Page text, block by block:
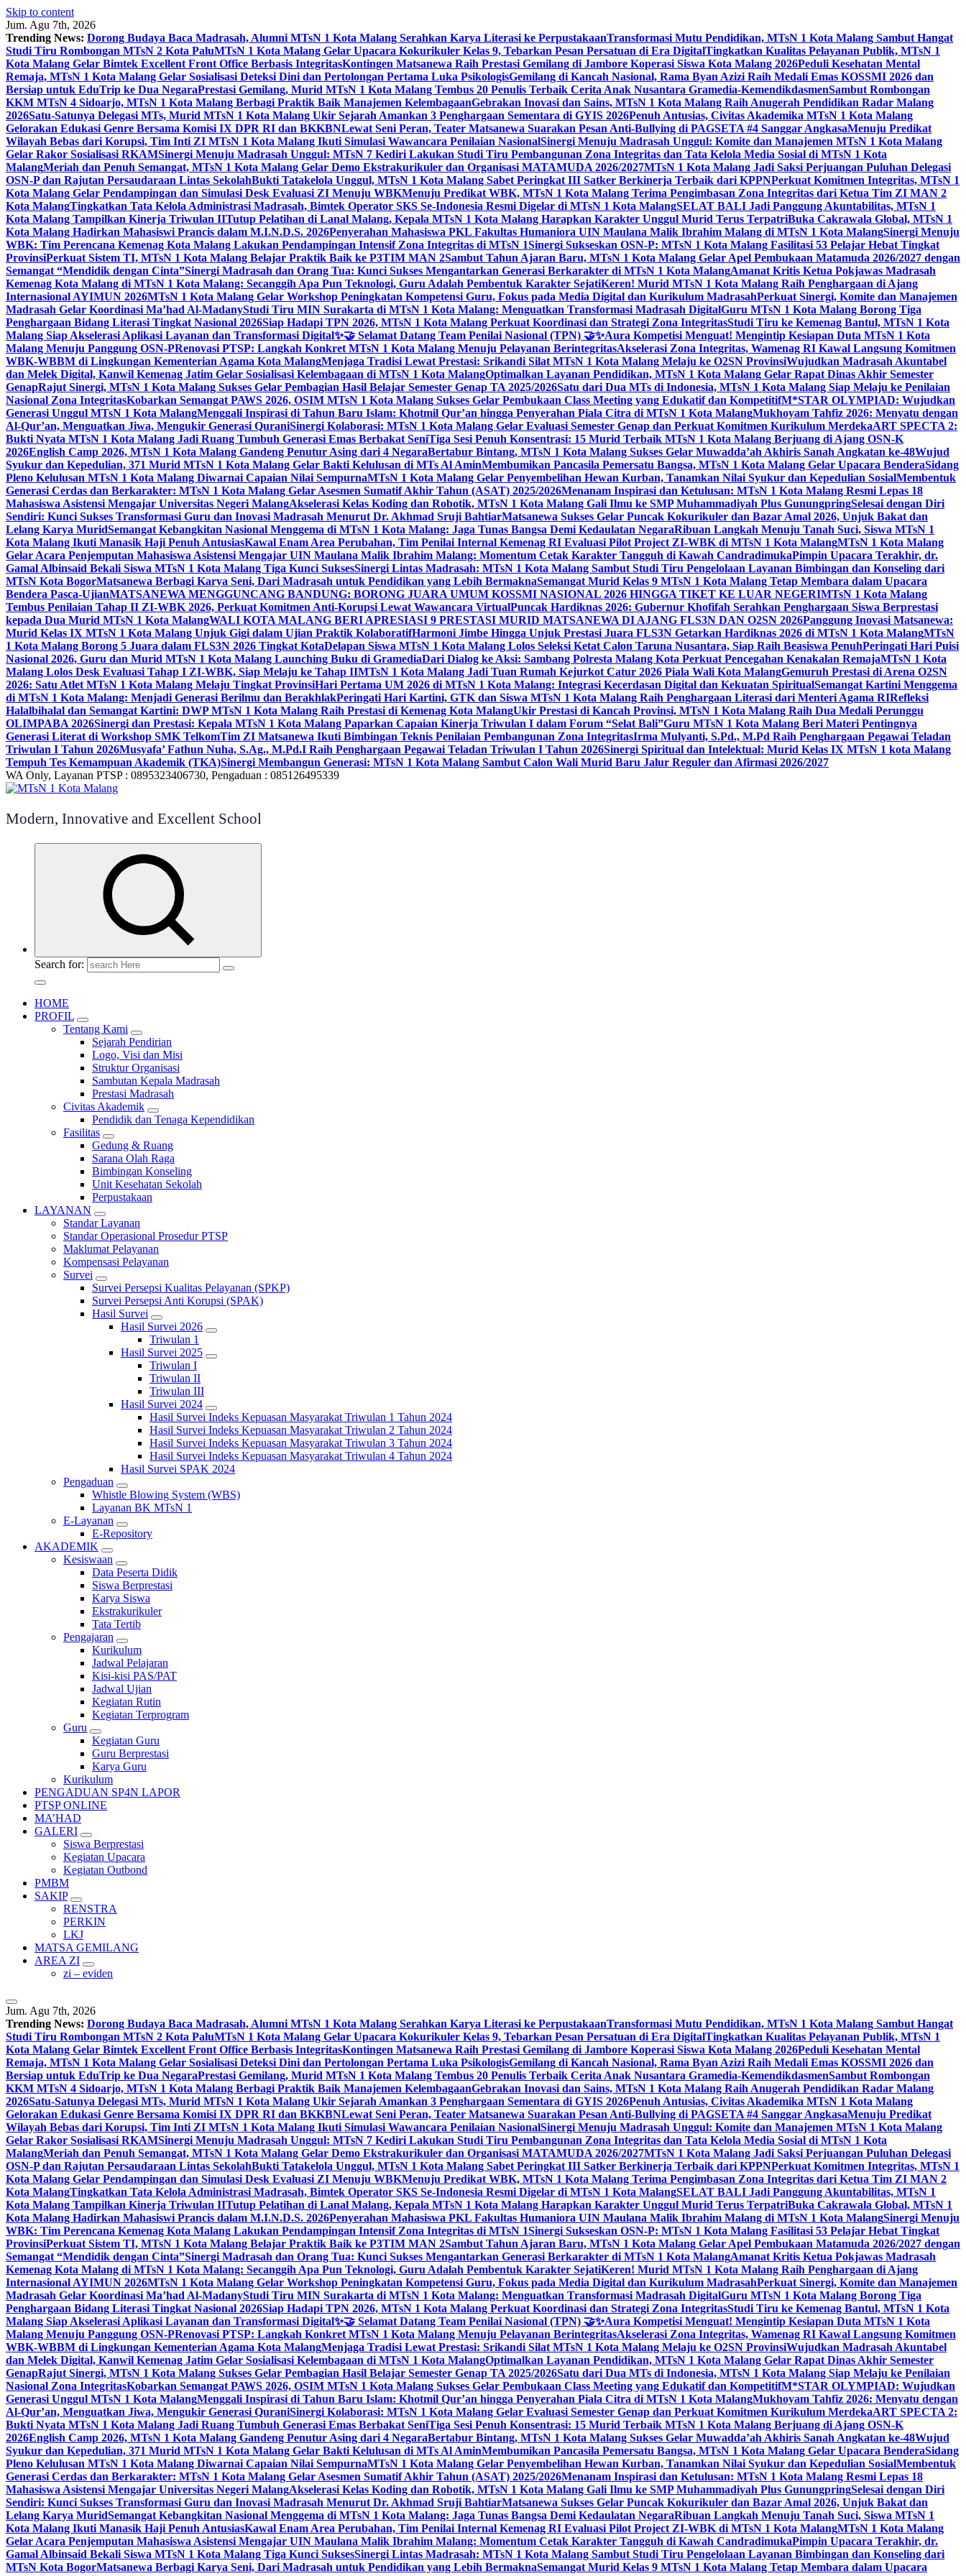
Skip to content
Jum. Agu 7th, 2026
Trending News: Dorong Budaya Baca Madrasah, Alumni MTsN 1 Kota Malang Serahkan Karya Literasi ke PerpustakaanTransformasi Mutu Pendidikan, MTsN 1 Kota Malang Sambut Hangat
Studi Tiru Rombongan MTsN 2 Kota PaluMTsN 1 Kota Malang Gelar Upacara Kokurikuler Kelas 9, Tebarkan Pesan Persatuan di Era DigitalTingkatkan Kualitas Pelayanan Publik, MTsN 1
Kota Malang Gelar Bimtek Excellent Front Office Berbasis IntegritasKontingen Matsanewa Raih Prestasi Gemilang di Jambore Koperasi Siswa Kota Malang 2026Peduli Kesehatan Mental
Remaja, MTsN 1 Kota Malang Gelar Sosialisasi Deteksi Dini dan Pertolongan Pertama Luka PsikologisGemilang di Kancah Nasional, Rama Byan Azizi Raih Medali Emas KOSSMI 2026 dan
Bersiap untuk EduTrip ke Dua NegaraPrestasi Gemilang, Murid MTsN 1 Kota Malang Tembus 20 Penulis Terbaik Cerita Anak Nusantara Gramedia-KemendikdasmenSambut Rombongan
KKM MTsN 4 Sidoarjo, MTsN 1 Kota Malang Berbagi Praktik Baik Manajemen KelembagaanGebrakan Inovasi dan Sains, MTsN 1 Kota Malang Raih Anugerah Pendidikan Radar Malang
2026Satu-Satunya Delegasi MTs, Murid MTsN 1 Kota Malang Ukir Sejarah Amankan 3 Penghargaan Sementara di GYIS 2026Penuh Antusias, Civitas Akademika MTsN 1 Kota Malang
Gelorakan Edukasi Genre Bersama Komisi IX DPR RI dan BKKBNLewat Seni Peran, Teater Matsanewa Suarakan Pesan Anti-Bullying di PAGSETA #4 Sanggar AngkasaMenuju Predikat
Wilayah Bebas dari Korupsi, Tim Inti ZI MTsN 1 Kota Malang Ikuti Simulasi Wawancara Penilaian NasionalSinergi Menuju Madrasah Unggul: Komite dan Manajemen MTsN 1 Kota Malang
Gelar Rakor Sosialisasi RKAMSinergi Menuju Madrasah Unggul: MTsN 7 Kediri Lakukan Studi Tiru Pembangunan Zona Integritas dan Tata Kelola Media Sosial di MTsN 1 Kota
MalangMeriah dan Penuh Semangat, MTsN 1 Kota Malang Gelar Demo Ekstrakurikuler dan Organisasi MATAMUDA 2026/2027MTsN 1 Kota Malang Jadi Saksi Perjuangan Puluhan Delegasi
OSN-P dan Rajutan Persaudaraan Lintas SekolahBukti Tatakelola Unggul, MTsN 1 Kota Malang Sabet Peringkat III Satker Berkinerja Terbaik dari KPPNPerkuat Komitmen Integritas, MTsN 1
Kota Malang Gelar Pendampingan dan Simulasi Desk Evaluasi ZI Menuju WBKMenuju Predikat WBK, MTsN 1 Kota Malang Terima Pengimbasan Zona Integritas dari Ketua Tim ZI MAN 2
Kota MalangTingkatkan Tata Kelola Administrasi Madrasah, Bimtek Operator SKS Se-Indonesia Resmi Digelar di MTsN 1 Kota MalangSELAT BALI Jadi Panggung Akuntabilitas, MTsN 1
Kota Malang Tampilkan Kinerja Triwulan IITutup Pelatihan di Lanal Malang, Kepala MTsN 1 Kota Malang Harapkan Karakter Unggul Murid Terus TerpatriBuka Cakrawala Global, MTsN 1
Kota Malang Hadirkan Mahasiswi Prancis dalam M.I.N.D.S. 2026Penyerahan Mahasiswa PKL Fakultas Humaniora UIN Maulana Malik Ibrahim Malang di MTsN 1 Kota MalangSinergi Menuju
WBK: Tim Perencana Kemenag Kota Malang Lakukan Pendampingan Intensif Zona Integritas di MTsN 1Sinergi Sukseskan OSN-P: MTsN 1 Kota Malang Fasilitasi 53 Pelajar Hebat Tingkat
ProvinsiPerkuat Sistem TI, MTsN 1 Kota Malang Belajar Praktik Baik ke P3TIM MAN 2Sambut Tahun Ajaran Baru, MTsN 1 Kota Malang Gelar Apel Pembukaan Matamuda 2026/2027 dengan
Semangat “Mendidik dengan Cinta”Sinergi Madrasah dan Orang Tua: Kunci Sukses Mengantarkan Generasi Berkarakter di MTsN 1 Kota MalangAmanat Kritis Ketua Pokjawas Madrasah
Kemenag Kota Malang di MTsN 1 Kota Malang: Secanggih Apa Pun Teknologi, Guru Adalah Pembentuk Karakter SejatiKeren! Murid MTsN 1 Kota Malang Raih Penghargaan di Ajang
Internasional AYIMUN 2026MTsN 1 Kota Malang Gelar Workshop Peningkatan Kompetensi Guru, Fokus pada Media Digital dan Kurikulum MadrasahPerkuat Sinergi, Komite dan Manajemen
Madrasah Gelar Koordinasi Ma’had Al-MadanyStudi Tiru MIN Surakarta di MTsN 1 Kota Malang: Menguatkan Transformasi Madrasah DigitalGuru MTsN 1 Kota Malang Borong Tiga
Penghargaan Bidang Literasi Tingkat Nasional 2026Siap Hadapi TPN 2026, MTsN 1 Kota Malang Perkuat Koordinasi dan Strategi Zona IntegritasStudi Tiru ke Kemenag Bantul, MTsN 1 Kota
Malang Siap Akselerasi Aplikasi Layanan dan Transformasi Digital✨🤝 Selamat Datang Team Penilai Nasional (TPN) 🤝✨Aura Kompetisi Menguat! Mengintip Kesiapan Duta MTsN 1 Kota
Malang Menuju Panggung OSN-PRenovasi PTSP: Langkah Konkret MTsN 1 Kota Malang Menuju Pelayanan BerintegritasAkselerasi Zona Integritas, Wamenag RI Kawal Langsung Komitmen
WBK-WBBM di Lingkungan Kementerian Agama Kota MalangMenjaga Tradisi Lewat Prestasi: Srikandi Silat MTsN 1 Kota Malang Melaju ke O2SN ProvinsiWujudkan Madrasah Akuntabel
dan Melek Digital, Kanwil Kemenag Jatim Gelar Sosialisasi Kelembagaan di MTsN 1 Kota MalangOptimalkan Layanan Pendidikan, MTsN 1 Kota Malang Gelar Rapat Dinas Akhir Semester
GenapRajut Sinergi, MTsN 1 Kota Malang Sukses Gelar Pembagian Hasil Belajar Semester Genap TA 2025/2026Satu dari Dua MTs di Indonesia, MTsN 1 Kota Malang Siap Melaju ke Penilaian
Nasional Zona IntegritasKobarkan Semangat PAWS 2026, OSIM MTsN 1 Kota Malang Sukses Gelar Pembukaan Class Meeting yang Edukatif dan KompetitifM*STAR OLYMPIAD: Wujudkan
Generasi Unggul MTsN 1 Kota MalangMenggali Inspirasi di Tahun Baru Islam: Khotmil Qur’an hingga Penyerahan Piala Citra di MTsN 1 Kota MalangMukhoyam Tahfiz 2026: Menyatu dengan
Al-Qur’an, Menguatkan Jiwa, Mengukir Generasi QuraniSinergi Kolaborasi: MTsN 1 Kota Malang Gelar Evaluasi Semester Genap dan Perkuat Komitmen Kurikulum MerdekaART SPECTA 2:
Bukti Nyata MTsN 1 Kota Malang Jadi Ruang Tumbuh Generasi Emas Berbakat SeniTiga Sesi Penuh Konsentrasi: 15 Murid Terbaik MTsN 1 Kota Malang Berjuang di Ajang OSN-K
2026English Camp 2026, MTsN 1 Kota Malang Gandeng Penutur Asing dari 4 NegaraBertabur Bintang, MTsN 1 Kota Malang Sukses Gelar Muwadda’ah Akhiris Sanah Angkatan ke-48Wujud
Syukur dan Kepedulian, 371 Murid MTsN 1 Kota Malang Gelar Bakti Kelulusan di MTs Al AminMembumikan Pancasila Pemersatu Bangsa, MTsN 1 Kota Malang Gelar Upacara BenderaSidang
Pleno Kelulusan MTsN 1 Kota Malang Diwarnai Capaian Nilai SempurnaMTsN 1 Kota Malang Gelar Penyembelihan Hewan Kurban, Tanamkan Nilai Syukur dan Kepedulian SosialMembentuk
Generasi Cerdas dan Berkarakter: MTsN 1 Kota Malang Gelar Asesmen Sumatif Akhir Tahun (ASAT) 2025/2026Menanam Inspirasi dan Ketulusan: MTsN 1 Kota Malang Resmi Lepas 18
Mahasiswa Asistensi Mengajar Universitas Negeri MalangAkselerasi Kelas Koding dan Robotik, MTsN 1 Kota Malang Gali Ilmu ke SMP Muhammadiyah Plus GunungpringSelesai dengan Diri
Sendiri: Kunci Sukses Transformasi Guru dan Inovasi Madrasah Menurut Dr. Akhmad Sruji BahtiarMatsanewa Sukses Gelar Puncak Kokurikuler dan Bazar Amal 2026, Unjuk Bakat dan
Lelang Karya MuridSemangat Kebangkitan Nasional Menggema di MTsN 1 Kota Malang: Jaga Tunas Bangsa Demi Kedaulatan NegaraRibuan Langkah Menuju Tanah Suci, Siswa MTsN 1
Kota Malang Ikuti Manasik Haji Penuh AntusiasKawal Enam Area Perubahan, Tim Penilai Internal Kemenag RI Evaluasi Pilot Project ZI-WBK di MTsN 1 Kota MalangMTsN 1 Kota Malang
Gelar Acara Penjemputan Mahasiswa Asistensi Mengajar UIN Maulana Malik Ibrahim Malang: Momentum Cetak Karakter Tangguh di Kawah CandradimukaPimpin Upacara Terakhir, dr.
Gamal Albinsaid Bekali Siswa MTsN 1 Kota Malang Tiga Kunci SuksesSinergi Lintas Madrasah: MTsN 1 Kota Malang Sambut Studi Tiru Pengelolaan Layanan Bimbingan dan Konseling dari
MTsN Kota BogorMatsanewa Berbagi Karya Seni, Dari Madrasah untuk Pendidikan yang Lebih BermaknaSemangat Murid Kelas 9 MTsN 1 Kota Malang Tetap Membara dalam Upacara
Bendera Pasca-UjianMATSANEWA MENGGUNCANG BANDUNG: BORONG JUARA UMUM KOSSMI NASIONAL 2026 HINGGA TIKET KE LUAR NEGERIMTsN 1 Kota Malang
Tembus Penilaian Tahap II ZI-WBK 2026, Perkuat Komitmen Anti-Korupsi Lewat Wawancara VirtualPuncak Hardiknas 2026: Gubernur Khofifah Serahkan Penghargaan Siswa Berprestasi
kepada Dua Murid MTsN 1 Kota MalangWALI KOTA MALANG BERI APRESIASI 9 PRESTASI MURID MATSANEWA DI AJANG FLS3N DAN O2SN 2026Panggung Inovasi Matsanewa:
Murid Kelas IX MTsN 1 Kota Malang Unjuk Gigi dalam Ujian Praktik KolaboratifHarmoni Jimbe Hingga Unjuk Prestasi Juara FLS3N Getarkan Hardiknas 2026 di MTsN 1 Kota MalangMTsN
1 Kota Malang Borong 5 Juara dalam FLS3N 2026 Tingkat KotaDelapan Siswa MTsN 1 Kota Malang Lolos Seleksi Ketat Calon Taruna Nusantara, Siap Raih Beasiswa PenuhPeringati Hari Puisi
Nasional 2026, Guru dan Murid MTsN 1 Kota Malang Launching Buku di GramediaDari Dialog ke Aksi: Sambang Polresta Malang Kota Perkuat Pencegahan Kenakalan RemajaMTsN 1 Kota
Malang Lolos Desk Evaluasi Tahap I ZI-WBK, Siap Melaju ke Tahap IIMTsN 1 Kota Malang Jadi Tuan Rumah Kejurkot Catur 2026 Piala Wali Kota MalangGemuruh Prestasi di Arena O2SN
2026: Satu Atlet MTsN 1 Kota Malang Melaju Tingkat ProvinsiHari Pertama UM 2026 di MTsN 1 Kota Malang: Integrasi Kecerdasan Digital dan Kekuatan SpiritualSemangat Kartini Menggema
di MTsN 1 Kota Malang: Menjadi Generasi Berilmu dan BerakhlakPeringati Hari Kartini, GTK dan Siswa MTsN 1 Kota Malang Raih Penghargaan Literasi dari Menteri Agama RIRefleksi
Halalbihalal dan Semangat Kartini: DWP MTsN 1 Kota Malang Raih Prestasi di Kemenag Kota MalangUkir Prestasi di Kancah Provinsi, MTsN 1 Kota Malang Raih Dua Medali Perunggu
OLIMPABA 2026Sinergi dan Prestasi: Kepala MTsN 1 Kota Malang Paparkan Capaian Kinerja Triwulan I dalam Forum “Selat Bali”Guru MTsN 1 Kota Malang Beri Materi Pentingnya
Generasi Literat di Workshop SMK TelkomTim ZI Matsanewa Ikuti Bimbingan Teknis Penilaian Pembangunan Zona IntegritasIrma Mulyanti, S.Pd., M.Pd Raih Penghargaan Pegawai Teladan
Triwulan I Tahun 2026Musyafa’ Fathun Nuha, S.Ag., M.Pd.I Raih Penghargaan Pegawai Teladan Triwulan I Tahun 2026Sinergi Spiritual dan Intelektual: Murid Kelas IX MTsN 1 kota Malang
Tempuh Tes Kemampuan Akademik (TKA)Sinergi Membangun Generasi: MTsN 1 Kota Malang Sambut Calon Wali Murid Baru Jalur Reguler dan Afirmasi 2026/2027
WA Only, Layanan PTSP : 0895323406730, Pengaduan : 085126495339
Modern, Innovative and Excellent School
Search for:
HOME
PROFIL
Tentang Kami
Sejarah Pendirian
Logo, Visi dan Misi
Struktur Organisasi
Sambutan Kepala Madrasah
Prestasi Madrasah
Civitas Akademik
Pendidik dan Tenaga Kependidikan
Fasilitas
Gedung & Ruang
Sarana Olah Raga
Bimbingan Konseling
Unit Kesehatan Sekolah
Perpustakaan
LAYANAN
Standar Layanan
Standar Operasional Prosedur PTSP
Maklumat Pelayanan
Kompensasi Pelayanan
Survei
Survei Persepsi Kualitas Pelayanan (SPKP)
Survei Persepsi Anti Korupsi (SPAK)
Hasil Survei
Hasil Survei 2026
Triwulan 1
Hasil Survei 2025
Triwulan I
Triwulan II
Triwulan III
Hasil Survei 2024
Hasil Survei Indeks Kepuasan Masyarakat Triwulan 1 Tahun 2024
Hasil Survei Indeks Kepuasan Masyarakat Triwulan 2 Tahun 2024
Hasil Survei Indeks Kepuasan Masyarakat Triwulan 3 Tahun 2024
Hasil Survei Indeks Kepuasan Masyarakat Triwulan 4 Tahun 2024
Hasil Survei SPAK 2024
Pengaduan
Whistle Blowing System (WBS)
Layanan BK MTsN 1
E-Layanan
E-Repository
AKADEMIK
Kesiswaan
Data Peserta Didik
Siswa Berprestasi
Karya Siswa
Ekstrakurikuler
Tata Tertib
Pengajaran
Kurikulum
Jadwal Pelajaran
Kisi-kisi PAS/PAT
Jadwal Ujian
Kegiatan Rutin
Kegiatan Terprogram
Guru
Kegiatan Guru
Guru Berprestasi
Karya Guru
Kurikulum
PENGADUAN SP4N LAPOR
PTSP ONLINE
MA’HAD
GALERI
Siswa Berprestasi
Kegiatan Upacara
Kegiatan Outbond
PMBM
SAKIP
RENSTRA
PERKIN
LKJ
MATSA GEMILANG
AREA ZI
zi – eviden
Jum. Agu 7th, 2026
Trending News: Dorong Budaya Baca Madrasah, Alumni MTsN 1 Kota Malang Serahkan Karya Literasi ke PerpustakaanTransformasi Mutu Pendidikan, MTsN 1 Kota Malang Sambut Hangat
Studi Tiru Rombongan MTsN 2 Kota PaluMTsN 1 Kota Malang Gelar Upacara Kokurikuler Kelas 9, Tebarkan Pesan Persatuan di Era DigitalTingkatkan Kualitas Pelayanan Publik, MTsN 1
Kota Malang Gelar Bimtek Excellent Front Office Berbasis IntegritasKontingen Matsanewa Raih Prestasi Gemilang di Jambore Koperasi Siswa Kota Malang 2026Peduli Kesehatan Mental
Remaja, MTsN 1 Kota Malang Gelar Sosialisasi Deteksi Dini dan Pertolongan Pertama Luka PsikologisGemilang di Kancah Nasional, Rama Byan Azizi Raih Medali Emas KOSSMI 2026 dan
Bersiap untuk EduTrip ke Dua NegaraPrestasi Gemilang, Murid MTsN 1 Kota Malang Tembus 20 Penulis Terbaik Cerita Anak Nusantara Gramedia-KemendikdasmenSambut Rombongan
KKM MTsN 4 Sidoarjo, MTsN 1 Kota Malang Berbagi Praktik Baik Manajemen KelembagaanGebrakan Inovasi dan Sains, MTsN 1 Kota Malang Raih Anugerah Pendidikan Radar Malang
2026Satu-Satunya Delegasi MTs, Murid MTsN 1 Kota Malang Ukir Sejarah Amankan 3 Penghargaan Sementara di GYIS 2026Penuh Antusias, Civitas Akademika MTsN 1 Kota Malang
Gelorakan Edukasi Genre Bersama Komisi IX DPR RI dan BKKBNLewat Seni Peran, Teater Matsanewa Suarakan Pesan Anti-Bullying di PAGSETA #4 Sanggar AngkasaMenuju Predikat
Wilayah Bebas dari Korupsi, Tim Inti ZI MTsN 1 Kota Malang Ikuti Simulasi Wawancara Penilaian NasionalSinergi Menuju Madrasah Unggul: Komite dan Manajemen MTsN 1 Kota Malang
Gelar Rakor Sosialisasi RKAMSinergi Menuju Madrasah Unggul: MTsN 7 Kediri Lakukan Studi Tiru Pembangunan Zona Integritas dan Tata Kelola Media Sosial di MTsN 1 Kota
MalangMeriah dan Penuh Semangat, MTsN 1 Kota Malang Gelar Demo Ekstrakurikuler dan Organisasi MATAMUDA 2026/2027MTsN 1 Kota Malang Jadi Saksi Perjuangan Puluhan Delegasi
OSN-P dan Rajutan Persaudaraan Lintas SekolahBukti Tatakelola Unggul, MTsN 1 Kota Malang Sabet Peringkat III Satker Berkinerja Terbaik dari KPPNPerkuat Komitmen Integritas, MTsN 1
Kota Malang Gelar Pendampingan dan Simulasi Desk Evaluasi ZI Menuju WBKMenuju Predikat WBK, MTsN 1 Kota Malang Terima Pengimbasan Zona Integritas dari Ketua Tim ZI MAN 2
Kota MalangTingkatkan Tata Kelola Administrasi Madrasah, Bimtek Operator SKS Se-Indonesia Resmi Digelar di MTsN 1 Kota MalangSELAT BALI Jadi Panggung Akuntabilitas, MTsN 1
Kota Malang Tampilkan Kinerja Triwulan IITutup Pelatihan di Lanal Malang, Kepala MTsN 1 Kota Malang Harapkan Karakter Unggul Murid Terus TerpatriBuka Cakrawala Global, MTsN 1
Kota Malang Hadirkan Mahasiswi Prancis dalam M.I.N.D.S. 2026Penyerahan Mahasiswa PKL Fakultas Humaniora UIN Maulana Malik Ibrahim Malang di MTsN 1 Kota MalangSinergi Menuju
WBK: Tim Perencana Kemenag Kota Malang Lakukan Pendampingan Intensif Zona Integritas di MTsN 1Sinergi Sukseskan OSN-P: MTsN 1 Kota Malang Fasilitasi 53 Pelajar Hebat Tingkat
ProvinsiPerkuat Sistem TI, MTsN 1 Kota Malang Belajar Praktik Baik ke P3TIM MAN 2Sambut Tahun Ajaran Baru, MTsN 1 Kota Malang Gelar Apel Pembukaan Matamuda 2026/2027 dengan
Semangat “Mendidik dengan Cinta”Sinergi Madrasah dan Orang Tua: Kunci Sukses Mengantarkan Generasi Berkarakter di MTsN 1 Kota MalangAmanat Kritis Ketua Pokjawas Madrasah
Kemenag Kota Malang di MTsN 1 Kota Malang: Secanggih Apa Pun Teknologi, Guru Adalah Pembentuk Karakter SejatiKeren! Murid MTsN 1 Kota Malang Raih Penghargaan di Ajang
Internasional AYIMUN 2026MTsN 1 Kota Malang Gelar Workshop Peningkatan Kompetensi Guru, Fokus pada Media Digital dan Kurikulum MadrasahPerkuat Sinergi, Komite dan Manajemen
Madrasah Gelar Koordinasi Ma’had Al-MadanyStudi Tiru MIN Surakarta di MTsN 1 Kota Malang: Menguatkan Transformasi Madrasah DigitalGuru MTsN 1 Kota Malang Borong Tiga
Penghargaan Bidang Literasi Tingkat Nasional 2026Siap Hadapi TPN 2026, MTsN 1 Kota Malang Perkuat Koordinasi dan Strategi Zona IntegritasStudi Tiru ke Kemenag Bantul, MTsN 1 Kota
Malang Siap Akselerasi Aplikasi Layanan dan Transformasi Digital✨🤝 Selamat Datang Team Penilai Nasional (TPN) 🤝✨Aura Kompetisi Menguat! Mengintip Kesiapan Duta MTsN 1 Kota
Malang Menuju Panggung OSN-PRenovasi PTSP: Langkah Konkret MTsN 1 Kota Malang Menuju Pelayanan BerintegritasAkselerasi Zona Integritas, Wamenag RI Kawal Langsung Komitmen
WBK-WBBM di Lingkungan Kementerian Agama Kota MalangMenjaga Tradisi Lewat Prestasi: Srikandi Silat MTsN 1 Kota Malang Melaju ke O2SN ProvinsiWujudkan Madrasah Akuntabel
dan Melek Digital, Kanwil Kemenag Jatim Gelar Sosialisasi Kelembagaan di MTsN 1 Kota MalangOptimalkan Layanan Pendidikan, MTsN 1 Kota Malang Gelar Rapat Dinas Akhir Semester
GenapRajut Sinergi, MTsN 1 Kota Malang Sukses Gelar Pembagian Hasil Belajar Semester Genap TA 2025/2026Satu dari Dua MTs di Indonesia, MTsN 1 Kota Malang Siap Melaju ke Penilaian
Nasional Zona IntegritasKobarkan Semangat PAWS 2026, OSIM MTsN 1 Kota Malang Sukses Gelar Pembukaan Class Meeting yang Edukatif dan KompetitifM*STAR OLYMPIAD: Wujudkan
Generasi Unggul MTsN 1 Kota MalangMenggali Inspirasi di Tahun Baru Islam: Khotmil Qur’an hingga Penyerahan Piala Citra di MTsN 1 Kota MalangMukhoyam Tahfiz 2026: Menyatu dengan
Al-Qur’an, Menguatkan Jiwa, Mengukir Generasi QuraniSinergi Kolaborasi: MTsN 1 Kota Malang Gelar Evaluasi Semester Genap dan Perkuat Komitmen Kurikulum MerdekaART SPECTA 2:
Bukti Nyata MTsN 1 Kota Malang Jadi Ruang Tumbuh Generasi Emas Berbakat SeniTiga Sesi Penuh Konsentrasi: 15 Murid Terbaik MTsN 1 Kota Malang Berjuang di Ajang OSN-K
2026English Camp 2026, MTsN 1 Kota Malang Gandeng Penutur Asing dari 4 NegaraBertabur Bintang, MTsN 1 Kota Malang Sukses Gelar Muwadda’ah Akhiris Sanah Angkatan ke-48Wujud
Syukur dan Kepedulian, 371 Murid MTsN 1 Kota Malang Gelar Bakti Kelulusan di MTs Al AminMembumikan Pancasila Pemersatu Bangsa, MTsN 1 Kota Malang Gelar Upacara BenderaSidang
Pleno Kelulusan MTsN 1 Kota Malang Diwarnai Capaian Nilai SempurnaMTsN 1 Kota Malang Gelar Penyembelihan Hewan Kurban, Tanamkan Nilai Syukur dan Kepedulian SosialMembentuk
Generasi Cerdas dan Berkarakter: MTsN 1 Kota Malang Gelar Asesmen Sumatif Akhir Tahun (ASAT) 2025/2026Menanam Inspirasi dan Ketulusan: MTsN 1 Kota Malang Resmi Lepas 18
Mahasiswa Asistensi Mengajar Universitas Negeri MalangAkselerasi Kelas Koding dan Robotik, MTsN 1 Kota Malang Gali Ilmu ke SMP Muhammadiyah Plus GunungpringSelesai dengan Diri
Sendiri: Kunci Sukses Transformasi Guru dan Inovasi Madrasah Menurut Dr. Akhmad Sruji BahtiarMatsanewa Sukses Gelar Puncak Kokurikuler dan Bazar Amal 2026, Unjuk Bakat dan
Lelang Karya MuridSemangat Kebangkitan Nasional Menggema di MTsN 1 Kota Malang: Jaga Tunas Bangsa Demi Kedaulatan NegaraRibuan Langkah Menuju Tanah Suci, Siswa MTsN 1
Kota Malang Ikuti Manasik Haji Penuh AntusiasKawal Enam Area Perubahan, Tim Penilai Internal Kemenag RI Evaluasi Pilot Project ZI-WBK di MTsN 1 Kota MalangMTsN 1 Kota Malang
Gelar Acara Penjemputan Mahasiswa Asistensi Mengajar UIN Maulana Malik Ibrahim Malang: Momentum Cetak Karakter Tangguh di Kawah CandradimukaPimpin Upacara Terakhir, dr.
Gamal Albinsaid Bekali Siswa MTsN 1 Kota Malang Tiga Kunci SuksesSinergi Lintas Madrasah: MTsN 1 Kota Malang Sambut Studi Tiru Pengelolaan Layanan Bimbingan dan Konseling dari
MTsN Kota BogorMatsanewa Berbagi Karya Seni, Dari Madrasah untuk Pendidikan yang Lebih BermaknaSemangat Murid Kelas 9 MTsN 1 Kota Malang Tetap Membara dalam Upacara